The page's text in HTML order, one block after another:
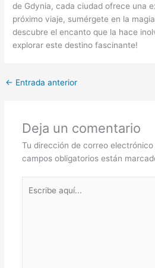
de Gdynia, cada ciudad ofrece una
próximo viaje, sumérgete en la
descubre el encanto que la hace
explorar este destino fascinante!
← Entrada anterior
Deja un comentario
Tu dirección de correo
campos obligatorios están
aquí...